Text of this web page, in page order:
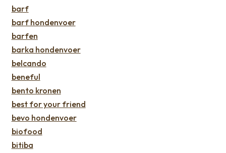
barf
barf hondenvoer
barfen
barka hondenvoer
belcando
beneful
bento kronen
best for your friend
bevo hondenvoer
biofood
bitiba